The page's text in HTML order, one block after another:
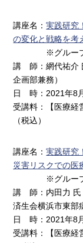
講座名：実践研究
の変化と戦略を考
※グループ
講 師：網代祐介
企画部兼務）
日 時：2021年8
受講料：【医療
（税込）
講座名：実践研究
災害リスクでの医
※グループ
講 師：内田力 氏
済生会横浜市東部
日 時：2021年8
受講料：【医療